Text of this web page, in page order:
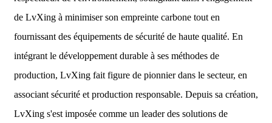
de LvXing à minimiser son empreinte carbone tout en
fournissant des équipements de sécurité de haute qualité. En
intégrant le développement durable à ses méthodes de
production, LvXing fait figure de pionnier dans le secteur, en
associant sécurité et production responsable. Depuis sa création,
LvXing s'est imposée comme un leader des solutions de